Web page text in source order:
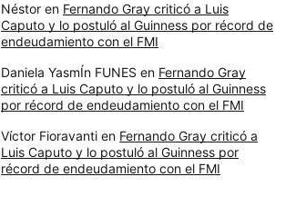
Néstor en Fernando Gray criticó a Luis
Caputo y lo postuló al Guinness por récord de
endeudamiento con el FMI
Daniela YasmÍn FUNES en Fernando Gray
criticó a Luis Caputo y lo postuló al Guinness
por récord de endeudamiento con el FMI
Víctor Fioravanti en Fernando Gray criticó a
Luis Caputo y lo postuló al Guinness por
récord de endeudamiento con el FMI